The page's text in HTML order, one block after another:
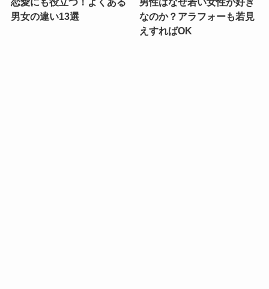
男女の違い13選
なのか？アラフォーも若見
えすればOK